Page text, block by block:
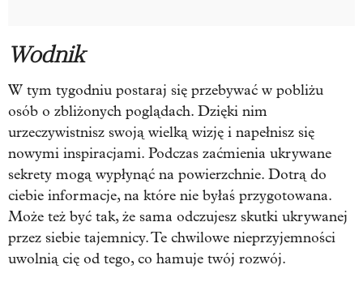
Wodnik
W tym tygodniu postaraj się przebywać w pobliżu
osób o zbliżonych poglądach. Dzięki nim
urzeczywistnisz swoją wielką wizję i napełnisz się
nowymi inspiracjami. Podczas zaćmienia ukrywane
sekrety mogą wypłynąć na powierzchnie. Dotrą do
ciebie informacje, na które nie byłaś przygotowana.
Może też być tak, że sama odczujesz skutki ukrywanej
przez siebie tajemnicy. Te chwilowe nieprzyjemności
uwolnią cię od tego, co hamuje twój rozwój.